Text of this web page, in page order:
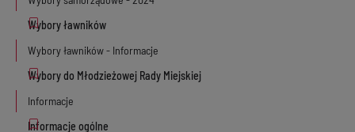
Wybory ławników - Informacje
Informacje